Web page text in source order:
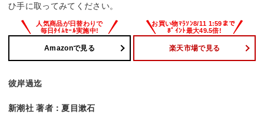
ひ手に取ってみてください。
Amazonで見る 楽天市場で見る
彼岸過迄
新潮社 著者：夏目漱石